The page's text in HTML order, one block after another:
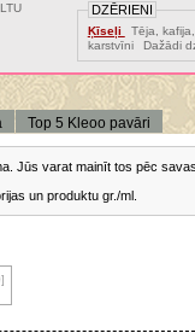
DZĒRIENI
Ķīseļi
Tēja,
karstvīni
Dažādi
Top 5 Kleoo pavāri
Jūs varat mainīt tos pēc
un produktu gr./ml.